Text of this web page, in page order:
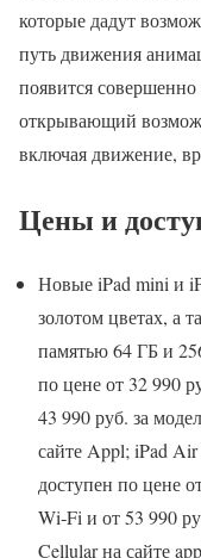
которые дадут
путь движения
появится
открывающий
включая движение,
Цены и
Новые iPad mini и
золотом цветах, а
памятью 64 ГБ и
по цене от 32 990
43 990 руб. за
сайте Appl; iPad
доступен по цене
Wi‑Fi и от 53 990
Cellular на сайте